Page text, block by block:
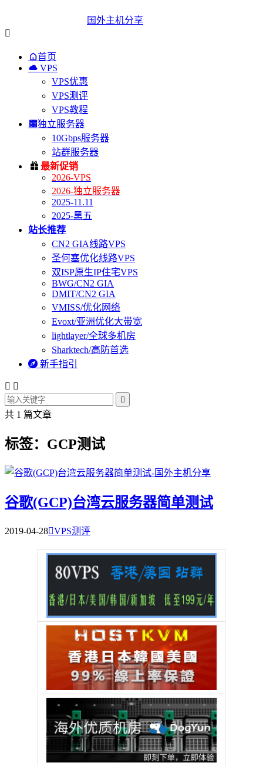
国外主机分享

首页
 VPS
VPS优惠
VPS测评
VPS教程
独立服务器
10Gbps服务器
站群服务器
 最新促销
2026-VPS
2026-独立服务器
2025-11.11
2025-黑五
站长推荐
CN2 GIA线路VPS
圣何塞优化线路VPS
双ISP原生IP住宅VPS
BWG/CN2 GIA
DMIT/CN2 GIA
VMISS/优化网络
Evoxt/亚洲优化大带宽
lightlayer/全球多机房
Sharktech/高防首选
 新手指引
 

共 1 篇文章
标签：GCP测试
谷歌(GCP)台湾云服务器简单测试
2019-04-28VPS测评